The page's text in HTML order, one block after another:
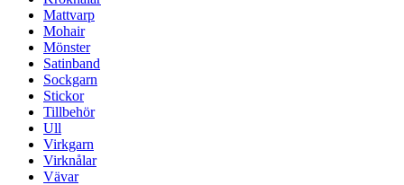
Mattvarp
Mohair
Mönster
Satinband
Sockgarn
Stickor
Tillbehör
Ull
Virkgarn
Virknålar
Vävar